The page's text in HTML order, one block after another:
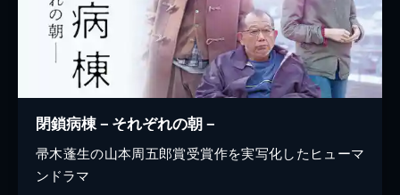
閉鎖病棟－それぞれの朝－
帚木蓬生の山本周五郎賞受賞作を実写化したヒューマ
ンドラマ